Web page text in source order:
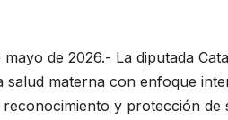
de 2026.- La diputada
salud materna con enfoque
y protección